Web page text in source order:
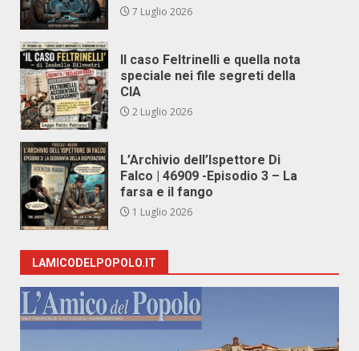
7 Luglio 2026
Il caso Feltrinelli e quella nota
speciale nei file segreti della
CIA
2 Luglio 2026
L’Archivio dell’Ispettore Di
Falco | 46909 -Episodio 3 – La
farsa e il fango
1 Luglio 2026
LAMICODELPOPOLO.IT